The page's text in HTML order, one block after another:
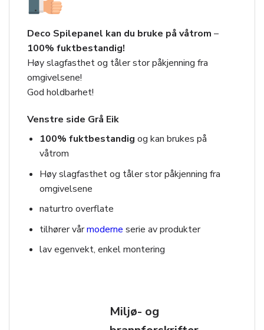
Deco Spilepanel kan du bruke på våtrom –
100% fuktbestandig!
Høy slagfasthet og tåler stor påkjenning fra
omgivelsene!
God holdbarhet!
Venstre side Grå Eik
100% fuktbestandig og kan brukes på
våtrom
Høy slagfasthet og tåler stor påkjenning fra
omgivelsene
naturtro overflate
tilhører vårmoderne serie av produkter
lav egenvekt, enkel montering
Miljø- og